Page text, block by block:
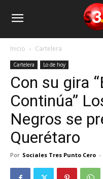
Inicio Cartelera
Cartelera Lo de hoy
Con su gira
Continúa”
Negros se
Querétaro
Por Sociales Tres Punto Cero -